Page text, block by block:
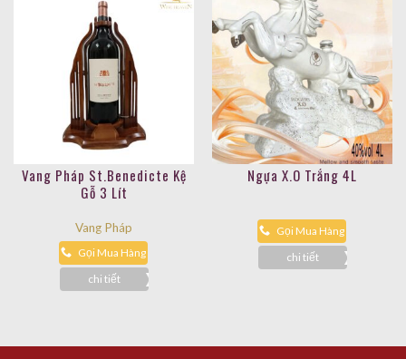
Vang Pháp St.Benedicte Kệ
Gỗ 3 Lít
Vang Pháp
Gọi Mua Hàng
chi tiết
Ngựa X.O Trắng 4L
Gọi Mua Hàng
chi tiết